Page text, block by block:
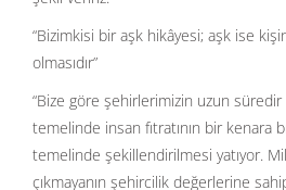
“Bizimkisi bir aşk hikâyesi; aşk ise
olmasıdır”
“Bize göre şehirlerimizin uzun süredir
temelinde insan fıtratının bir kenara
temelinde şekillendirilmesi yatıyor.
çıkmayanın şehircilik değerlerine